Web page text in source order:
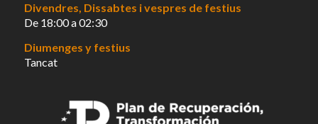
Divendres, Dissabtes i vespres de festius
De 18:00 a 02:30
Diumenges y festius
Tancat